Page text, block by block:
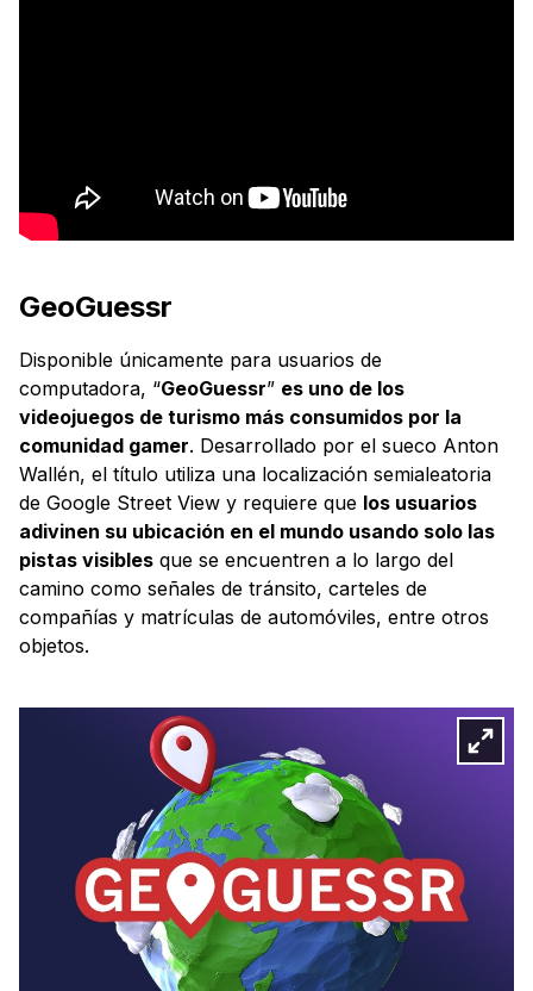
GeoGuessr
Disponible únicamente para usuarios de
computadora, “GeoGuessr” es uno de los
videojuegos de turismo más consumidos por la
comunidad gamer. Desarrollado por el sueco Anton
Wallén, el título utiliza una localización semialeatoria
de Google Street View y requiere que los usuarios
adivinen su ubicación en el mundo usando solo las
pistas visibles que se encuentren a lo largo del
camino como señales de tránsito, carteles de
compañías y matrículas de automóviles, entre otros
objetos.